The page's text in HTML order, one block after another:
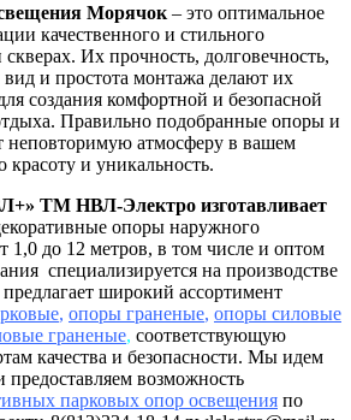
Морячок – это оптимальное
качественного и стильного
Их прочность, долговечность,
и простота монтажа делают их
создания комфортной и безопасной
Правильно подобранные опоры и
неповторимую атмосферу в вашем
красоту и уникальность.
ТМ НВЛ-Электро изготавливает
опоры наружного
1,0 до 12 метров, в том числе и оптом
специализируется на производстве
широкий ассортимент
, опоры граненые, опоры силовые
граненые, соответствующую
качества и безопасности. Мы идем
предоставляем возможность
парковых опор освещения по